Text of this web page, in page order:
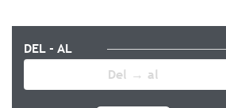
DEL - AL